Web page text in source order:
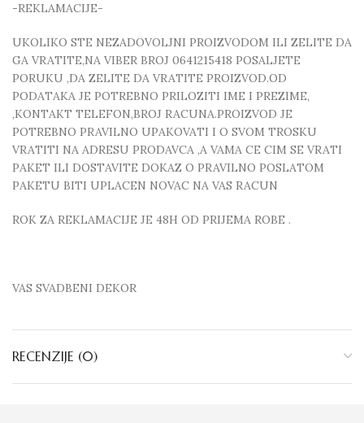
-REKLAMACIJE-
UKOLIKO STE NEZADOVOLJNI PROIZVODOM ILI ZELITE DA
GA VRATITE,NA VIBER BROJ 0641215418 POSALJETE
PORUKU ,DA ZELITE DA VRATITE PROIZVOD.OD
PODATAKA JE POTREBNO PRILOZITI IME I PREZIME,
,KONTAKT TELEFON,BROJ RACUNA.PROIZVOD JE
POTREBNO PRAVILNO UPAKOVATI I O SVOM TROSKU
VRATITI NA ADRESU PRODAVCA ,A VAMA CE CIM SE VRATI
PAKET ILI DOSTAVITE DOKAZ O PRAVILNO POSLATOM
PAKETU BITI UPLACEN NOVAC NA VAS RACUN
ROK ZA REKLAMACIJE JE 48H OD PRIJEMA ROBE .
VAS SVADBENI DEKOR
RECENZIJE (0)